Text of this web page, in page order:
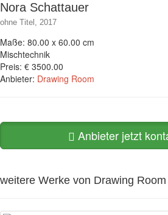
Nora Schattauer
ohne Titel, 2017
Maße: 80.00 x 60.00 cm
Mischtechnik
Preis: € 3500.00
Anbieter: Drawing Room
Anbieter jetzt
weitere Werke von Drawing Room